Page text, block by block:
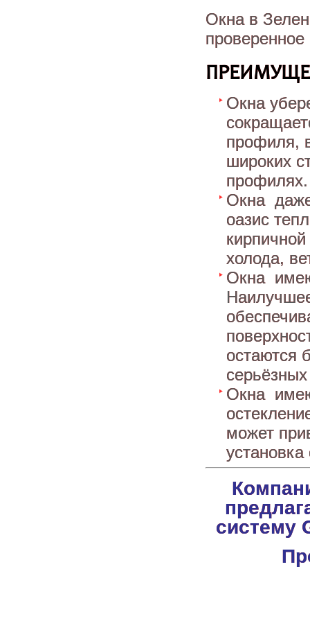
Окна в
Окна
профиля,
широких
профилях.
Окна
оазис
холода,
Окна
остаются
Окна
может
установка
систему